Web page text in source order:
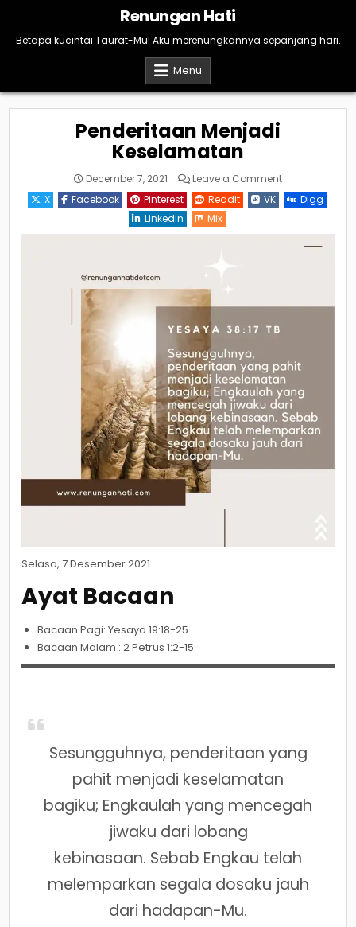
content
Renungan Hati
Betapa kucintai Taurat-Mu! Aku merenungkannya sepanjang hari.
Menu
Penderitaan Menjadi
Keselamatan
December 7, 2021 Leave a Commenton
Menjadi
Keselamatan
X Facebook Pinterest Reddit VK
Digg
Linkedin
Mix
Selasa, 7 Desember 2021
Ayat Bacaan
Bacaan Pagi: Yesaya 19:18-25
Bacaan Malam : 2 Petrus 1:2-15
Sesungguhnya, penderitaan yang
pahit menjadi keselamatan
bagiku; Engkaulah yang mencegah
jiwaku dari lobang
kebinasaan. Sebab Engkau telah
melemparkan segala dosaku jauh
dari hadapan-Mu.